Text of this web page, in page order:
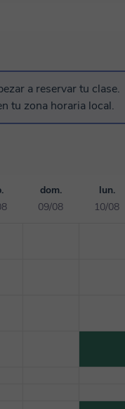
dashboards,
reales. Ya sea
repetitivas, crear
a reservar tu clase.
tu zona horaria local.
dom.
09/08
lun.
10/08